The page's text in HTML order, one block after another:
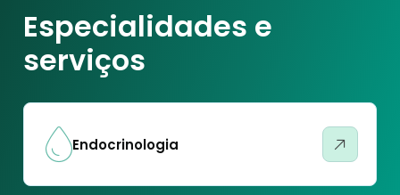
Especialidades e
serviços
Endocrinologia